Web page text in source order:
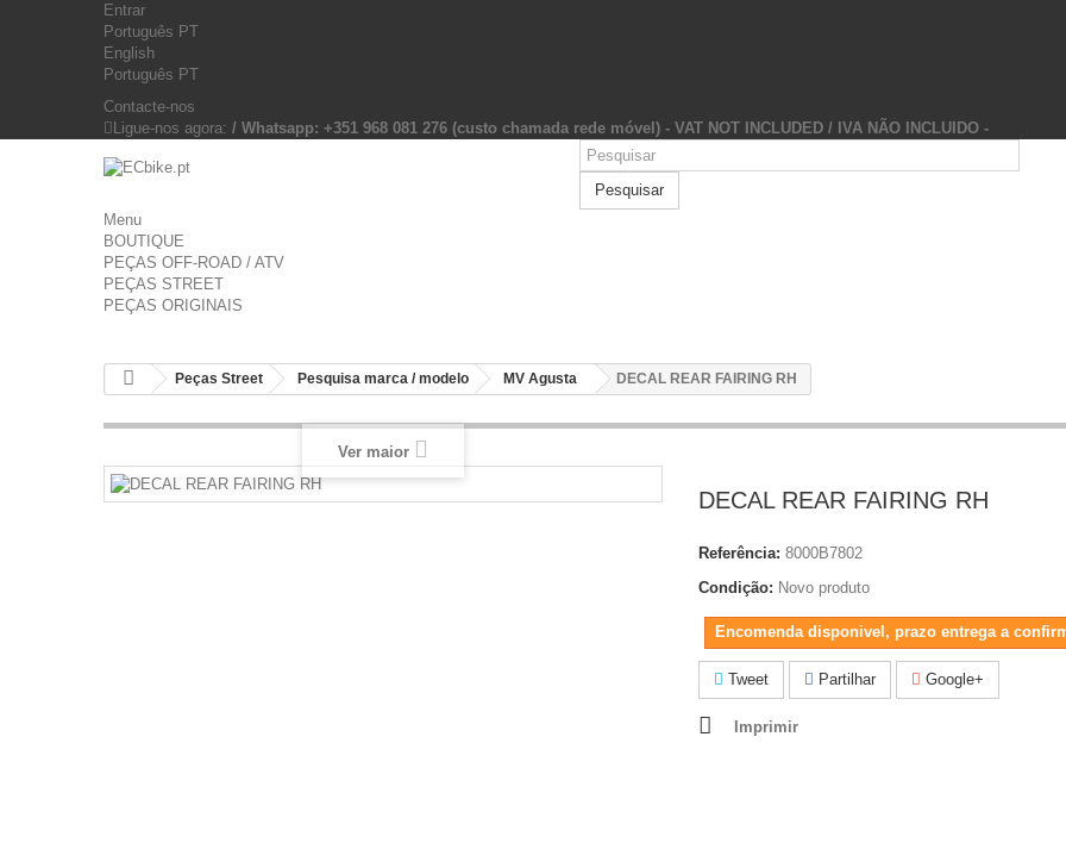
Entrar
Português PT
English
Português PT
Contacte-nos
Ligue-nos agora: / Whatsapp: +351 968 081 276 (custo chamada rede móvel) - VAT NOT INCLUDED / IVA NÃO INCLUIDO -
Pesquisar
Menu
BOUTIQUE
PEÇAS OFF-ROAD / ATV
PEÇAS STREET
PEÇAS ORIGINAIS
Peças Street Pesquisa marca / modelo MV Agusta DECAL REAR FAIRING RH
Ver maior
DECAL REAR FAIRING RH
Referência: 8000B7802
Condição: Novo produto
Encomenda disponivel, prazo entrega a
Tweet Partilhar Google+
Imprimir